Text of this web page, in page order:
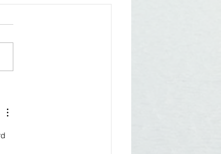
hebben een kaaiman
helft met korjalen. Eerst